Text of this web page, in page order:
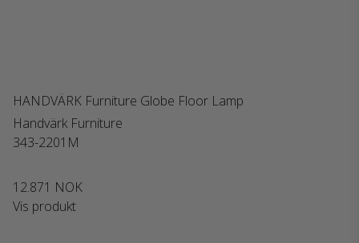
HANDVÄRK Furniture Globe Floor Lamp
Handvärk Furniture
343-2201M
12.871 NOK
Vis produkt